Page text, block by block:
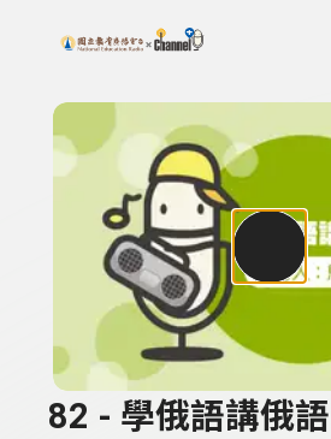
上方功能區塊
搜尋關鍵字：可輸入節目名稱、主
82 - 學俄語講俄